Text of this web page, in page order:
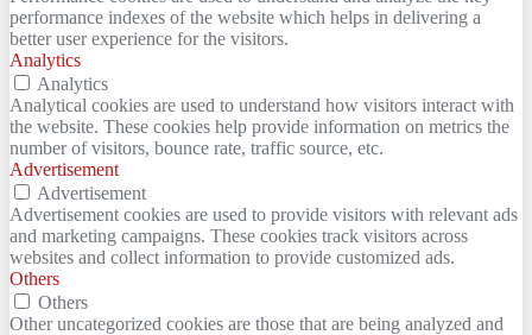
performance indexes of the website which helps in delivering a
better user experience for the visitors.
Analytics
Analytics
Analytical cookies are used to understand how visitors interact with
the website. These cookies help provide information on metrics the
number of visitors, bounce rate, traffic source, etc.
Advertisement
Advertisement
Advertisement cookies are used to provide visitors with relevant ads
and marketing campaigns. These cookies track visitors across
websites and collect information to provide customized ads.
Others
Others
Other uncategorized cookies are those that are being analyzed and